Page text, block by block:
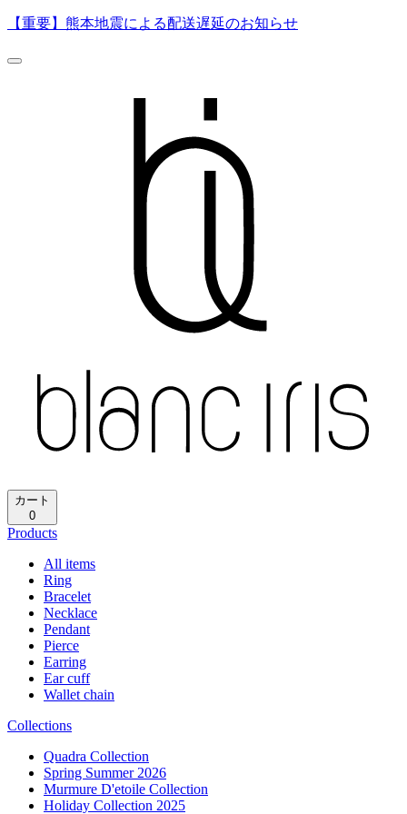
【重要】熊本地震による配送遅延のお知らせ
カート
0
Products
All items
Ring
Bracelet
Necklace
Pendant
Pierce
Earring
Ear cuff
Wallet chain
Collections
Quadra Collection
Spring Summer 2026
Murmure D'etoile Collection
Holiday Collection 2025